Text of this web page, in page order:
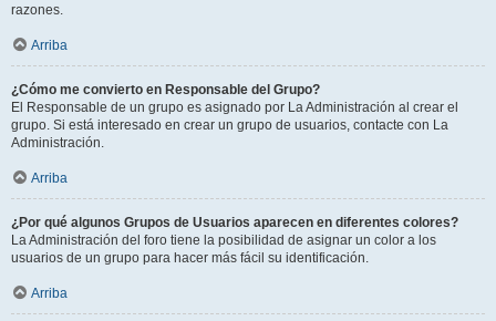
razones.
Arriba
¿Cómo me convierto en Responsable del Grupo?
El Responsable de un grupo es asignado por La Administración al crear el
grupo. Si está interesado en crear un grupo de usuarios, contacte con La
Administración.
Arriba
¿Por qué algunos Grupos de Usuarios aparecen en diferentes colores?
La Administración del foro tiene la posibilidad de asignar un color a los
usuarios de un grupo para hacer más fácil su identificación.
Arriba